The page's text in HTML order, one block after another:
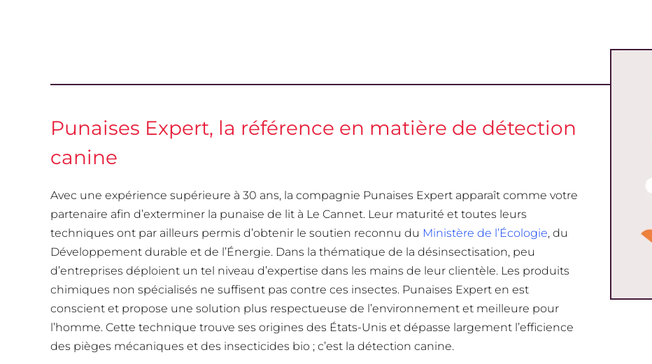
Punaises Expert, la référence en matière de détection
canine
Avec une expérience supérieure à 30 ans, la compagnie Punaises Expert apparaît comme votre
partenaire afin d’exterminer la punaise de lit à Le Cannet. Leur maturité et toutes leurs
techniques ont par ailleurs permis d’obtenir le soutien reconnu du Ministère de l’Écologie, du
Développement durable et de l’Énergie. Dans la thématique de la désinsectisation, peu
d’entreprises déploient un tel niveau d’expertise dans les mains de leur clientèle. Les produits
chimiques non spécialisés ne suffisent pas contre ces insectes. Punaises Expert en est
conscient et propose une solution plus respectueuse de l’environnement et meilleure pour
l’homme. Cette technique trouve ses origines des États-Unis et dépasse largement l’efficience
des pièges mécaniques et des insecticides bio ; c’est la détection canine.